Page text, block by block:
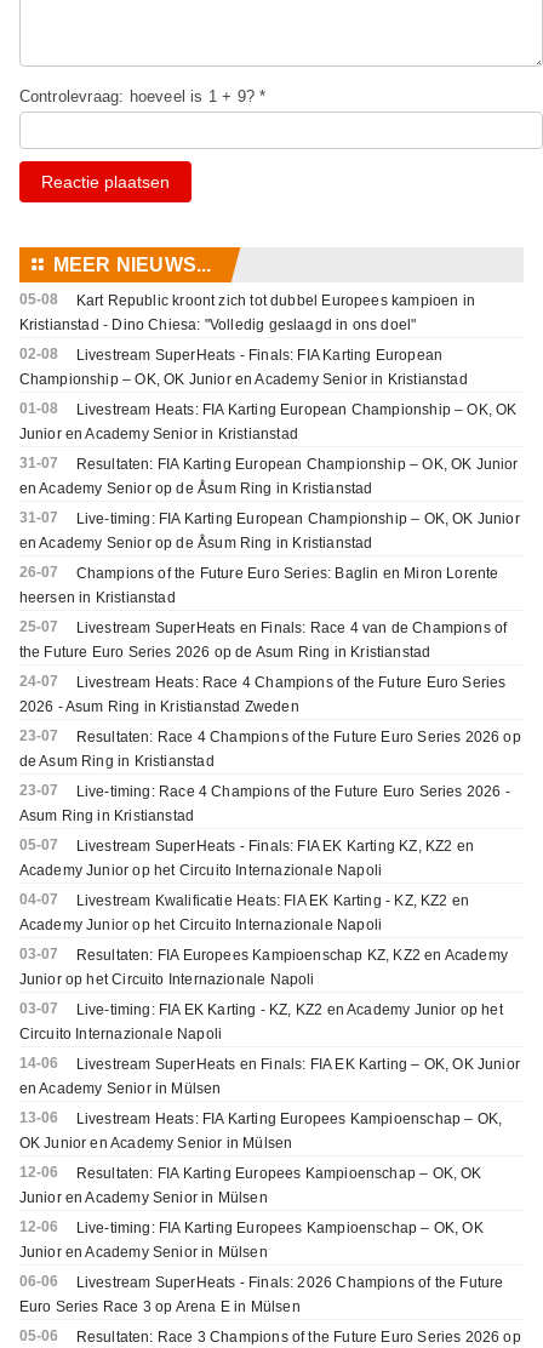
Controlevraag: hoeveel is 1 + 9? *
Reactie plaatsen
⚏ MEER NIEUWS...
05-08
Kart Republic kroont zich tot dubbel Europees kampioen in
Kristianstad - Dino Chiesa: "Volledig geslaagd in ons doel"
02-08
Livestream SuperHeats - Finals: FIA Karting European
Championship – OK, OK Junior en Academy Senior in Kristianstad
01-08
Livestream Heats: FIA Karting European Championship – OK, OK
Junior en Academy Senior in Kristianstad
31-07
Resultaten: FIA Karting European Championship – OK, OK Junior
en Academy Senior op de Åsum Ring in Kristianstad
31-07
Live-timing: FIA Karting European Championship – OK, OK Junior
en Academy Senior op de Åsum Ring in Kristianstad
26-07
Champions of the Future Euro Series: Baglin en Miron Lorente
heersen in Kristianstad
25-07
Livestream SuperHeats en Finals: Race 4 van de Champions of
the Future Euro Series 2026 op de Asum Ring in Kristianstad
24-07
Livestream Heats: Race 4 Champions of the Future Euro Series
2026 - Asum Ring in Kristianstad Zweden
23-07
Resultaten: Race 4 Champions of the Future Euro Series 2026 op
de Asum Ring in Kristianstad
23-07
Live-timing: Race 4 Champions of the Future Euro Series 2026 -
Asum Ring in Kristianstad
05-07
Livestream SuperHeats - Finals: FIA EK Karting KZ, KZ2 en
Academy Junior op het Circuito Internazionale Napoli
04-07
Livestream Kwalificatie Heats: FIA EK Karting - KZ, KZ2 en
Academy Junior op het Circuito Internazionale Napoli
03-07
Resultaten: FIA Europees Kampioenschap KZ, KZ2 en Academy
Junior op het Circuito Internazionale Napoli
03-07
Live-timing: FIA EK Karting - KZ, KZ2 en Academy Junior op het
Circuito Internazionale Napoli
14-06
Livestream SuperHeats en Finals: FIA EK Karting – OK, OK Junior
en Academy Senior in Mülsen
13-06
Livestream Heats: FIA Karting Europees Kampioenschap – OK,
OK Junior en Academy Senior in Mülsen
12-06
Resultaten: FIA Karting Europees Kampioenschap – OK, OK
Junior en Academy Senior in Mülsen
12-06
Live-timing: FIA Karting Europees Kampioenschap – OK, OK
Junior en Academy Senior in Mülsen
06-06
Livestream SuperHeats - Finals: 2026 Champions of the Future
Euro Series Race 3 op Arena E in Mülsen
05-06
Resultaten: Race 3 Champions of the Future Euro Series 2026 op